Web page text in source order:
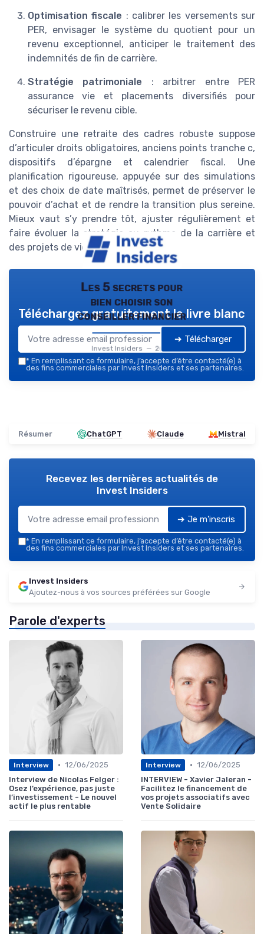
Optimisation fiscale : calibrer les versements sur
PER, envisager le système du quotient pour un
revenu exceptionnel, anticiper le traitement des
indemnités de fin de carrière.
Stratégie patrimoniale : arbitrer entre PER
assurance vie et placements diversifiés pour
sécuriser le revenu cible.
Construire une retraite des cadres robuste suppose
d’articuler droits obligatoires, anciens points tranche c,
dispositifs d’épargne et calendrier fiscal. Une
planification rigoureuse, appuyée sur des simulations
et des choix de date maîtrisés, permet de préserver le
pouvoir d’achat et de rendre la transition plus sereine.
Mieux vaut s’y prendre tôt, ajuster régulièrement et
faire évoluer la stratégie au rythme de la carrière et
des projets de vie.
Les 5 secrets pour
bien choisir son
conseiller financier
Invest Insiders — 2026
Téléchargez gratuitement le livre blanc
➔ Télécharger
* En remplissant ce formulaire, j’accepte d’être contacté(e) à
des fins commerciales par Invest Insiders et ses partenaires.
Résumer ChatGPT Claude Mistral
Recevez les dernières actualités de
Invest Insiders
➔ Je m'inscris
* En remplissant ce formulaire, j’accepte d’être contacté(e) à
des fins commerciales par Invest Insiders et ses partenaires.
Invest Insiders
Ajoutez-nous à vos sources préférées sur Google
Parole d'experts
Interview • 12/06/2025
Interview de Nicolas Felger :
Osez l’expérience, pas juste
l’investissement - Le nouvel
actif le plus rentable
Interview • 12/06/2025
INTERVIEW - Xavier Jaleran -
Facilitez le financement de
vos projets associatifs avec
Vente Solidaire